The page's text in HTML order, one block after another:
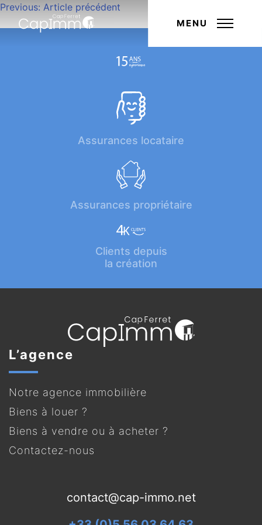
MENU
Navigation
de
Previous: Article précédent
Assurances locataire
Assurances propriétaire
Clients depuis
la création
L’agence
Notre agence immobilière
Biens à louer ?
Biens à vendre ou à acheter ?
Contactez-nous
contact@cap-immo.net